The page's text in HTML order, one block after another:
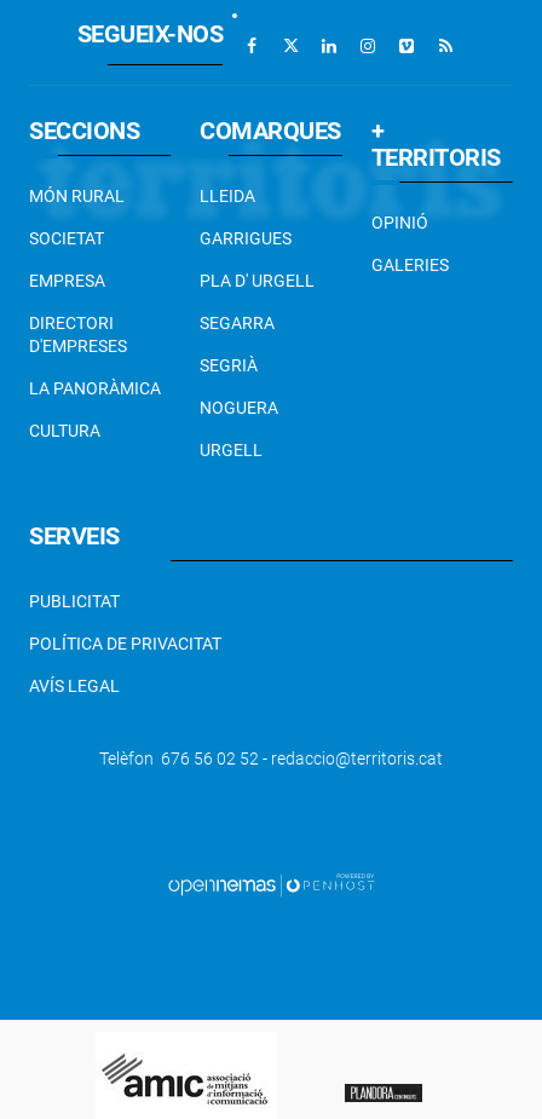
SEGUEIX-NOS
SECCIONS
MÓN RURAL
SOCIETAT
EMPRESA
DIRECTORI
D'EMPRESES
LA PANORÀMICA
CULTURA
COMARQUES
LLEIDA
GARRIGUES
PLA D' URGELL
SEGARRA
SEGRIÀ
NOGUERA
URGELL
+
TERRITORIS
OPINIÓ
GALERIES
SERVEIS
PUBLICITAT
POLÍTICA DE PRIVACITAT
AVÍS LEGAL
Telèfon 676 56 02 52 - redaccio@territoris.cat